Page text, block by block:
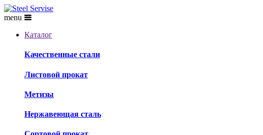
menu
Каталог
Качественные стали
Листовой прокат
Метизы
Нержавеющая сталь